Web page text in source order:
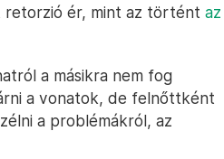
retorzió ér, mint az történt az
a másikra nem fog
a vonatok, de felnőttként
a problémákról, az